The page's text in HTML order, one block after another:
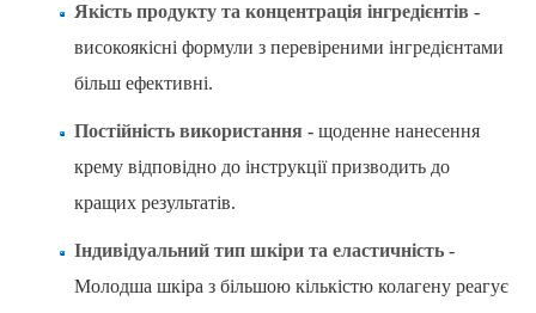
Якість продукту та концентрація інгредієнтів -
високоякісні формули з перевіреними інгредієнтами
більш ефективні.
Постійність використання - щоденне нанесення
крему відповідно до інструкції призводить до
кращих результатів.
Індивідуальний тип шкіри та еластичність -
Молодша шкіра з більшою кількістю колагену реагує